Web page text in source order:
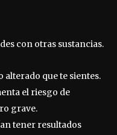
con otras sustancias.
alterado que te sientes.
el riesgo de
grave.
tener resultados